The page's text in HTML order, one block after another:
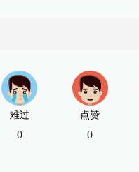
难过
0
点赞
0